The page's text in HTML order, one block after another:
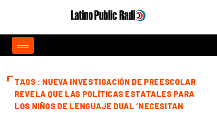
TAGS : NUEVA INVESTIGACIÓN DE PREESCOLAR
REVELA QUE LAS POLÍTICAS ESTATALES PARA
LOS NIÑOS DE LENGUAJE DUAL ‘NECESITAN